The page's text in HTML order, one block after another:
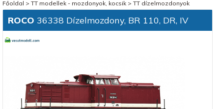
Főoldal > TT modellek - mozdonyok, kocsik> TT dízelmozdonyok
ROCO 36338 Dízelmozdony, BR 110, DR, IV